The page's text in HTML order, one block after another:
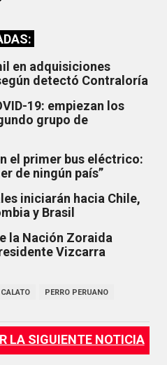
en adquisiciones
detectó Contraloría
19: empiezan los
grupo de
el primer bus eléctrico:
de ningún país”
iniciarán hacia Chile,
y Brasil
la Nación Zoraida
Vizcarra
PERRO PERUANO
LA SIGUIENTE NOTICIA